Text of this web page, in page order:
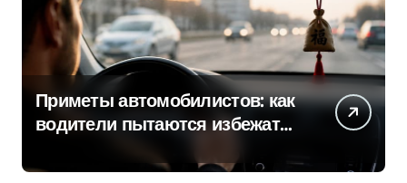
Приметы автомобилистов: как
водители пытаются избежать
дороге